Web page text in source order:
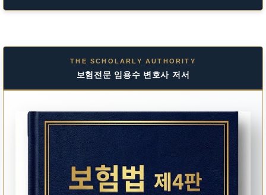
THE SCHOLARLY AUTHORITY
보험전문 임용수 변호사 저서